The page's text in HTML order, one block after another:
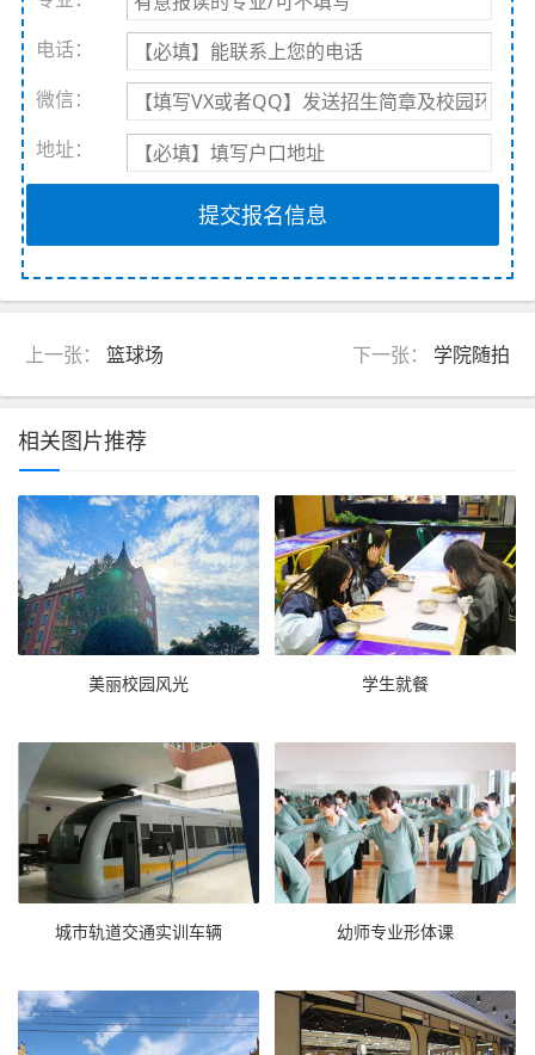
电话：
微信：
地址：
提交报名信息
上一张： 篮球场 下一张： 学院随拍
相关图片推荐
美丽校园风光 学生就餐
城市轨道交通实训车辆 幼师专业形体课